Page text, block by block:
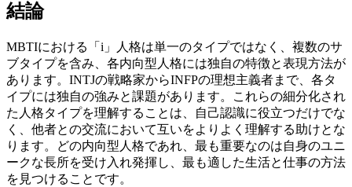
結論
MBTIにおける「i」人格は単一のタイプではなく、複数のサ
ブタイプを含み、各内向型人格には独自の特徴と表現方法が
あります。INTJの戦略家からINFPの理想主義者まで、各タ
イプには独自の強みと課題があります。これらの細分化され
た人格タイプを理解することは、自己認識に役立つだけでな
く、他者との交流において互いをよりよく理解する助けとな
ります。どの内向型人格であれ、最も重要なのは自身のユニ
ークな長所を受け入れ発揮し、最も適した生活と仕事の方法
を見つけることです。